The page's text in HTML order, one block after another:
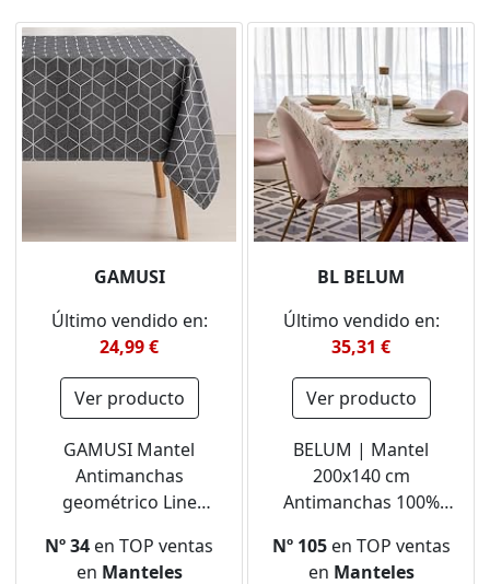
GAMUSI
Último vendido en:
24,99 €
Ver producto
GAMUSI Mantel
Antimanchas
geométrico Line
Nº 34 en TOP ventas
en Manteles
BL BELUM
Último vendido en:
35,31 €
Ver producto
BELUM | Mantel
200x140 cm
Antimanchas 100%
Mantel NO Hule,
Nº 105en TOP ventas
en Manteles